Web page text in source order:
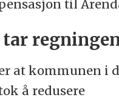
til
tar
at kommunen i
å redusere